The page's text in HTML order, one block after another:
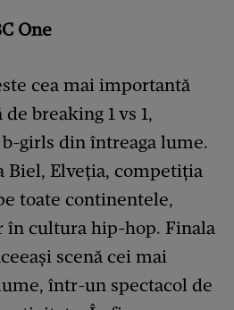
One
cea mai importantă
breaking 1 vs 1,
girls din întreaga lume.
Biel, Elveția, competiția
toate continentele,
în cultura hip-hop. Finala
scenă cei mai
într-un spectacol de